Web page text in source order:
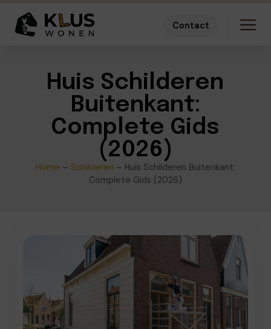
Contact
Huis Schilderen
Buitenkant:
Complete Gids
(2026)
Home – Schilderen – Huis Schilderen Buitenkant:
Complete Gids (2026)